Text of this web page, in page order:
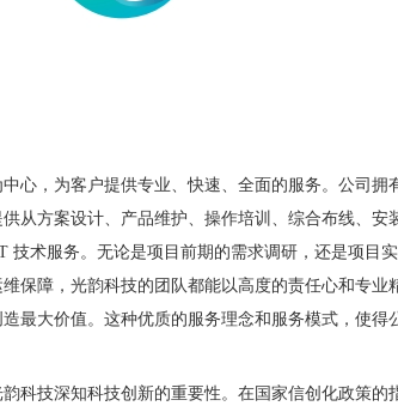
心，为客户提供专业、快速、全面的服务。公司拥
从方案设计、产品维护、操作培训、综合布线、安
技术服务。无论是项目前期的需求调研，还是项目
保障，光韵科技的团队都能以高度的责任心和专业
最大价值。这种优质的服务理念和服务模式，使得
科技深知科技创新的重要性。在国家信创化政策的